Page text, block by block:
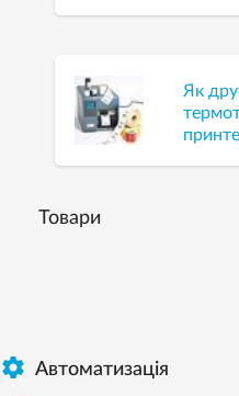
Як
Товари
 Автоматизація